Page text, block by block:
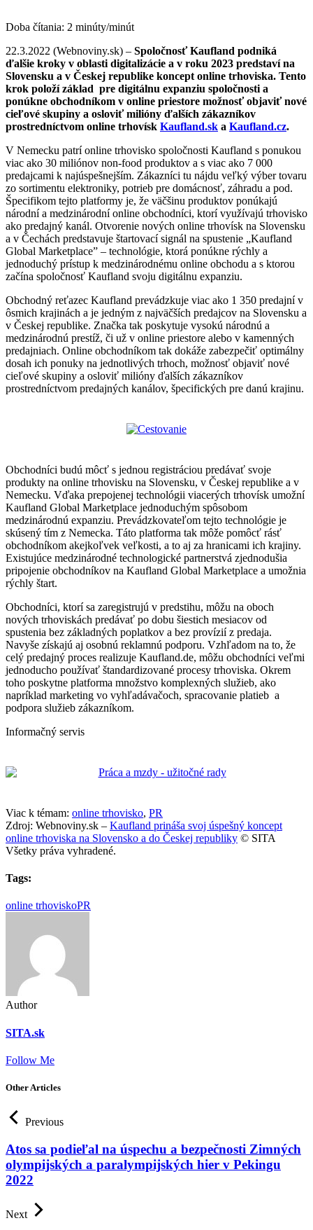
Doba čítania: 2 minúty/minút
22.3.2022 (Webnoviny.sk) – Spoločnosť Kaufland podniká
ďalšie kroky v oblasti digitalizácie a v roku 2023 predstaví na
Slovensku a v Českej republike koncept online trhoviska. Tento
krok položí základ pre digitálnu expanziu spoločnosti a
ponúkne obchodníkom v online priestore možnosť objaviť nové
cieľové skupiny a osloviť milióny ďalších zákazníkov
prostredníctvom online trhovísk Kaufland.sk a Kaufland.cz.
V Nemecku patrí online trhovisko spoločnosti Kaufland s ponukou
viac ako 30 miliónov non-food produktov a s viac ako 7 000
predajcami k najúspešnejším. Zákazníci tu nájdu veľký výber tovaru
zo sortimentu elektroniky, potrieb pre domácnosť, záhradu a pod.
Špecifikom tejto platformy je, že väčšinu produktov ponúkajú
národní a medzinárodní online obchodníci, ktorí využívajú trhovisko
ako predajný kanál. Otvorenie nových online trhovísk na Slovensku
a v Čechách predstavuje štartovací signál na spustenie „Kaufland
Global Marketplace” – technológie, ktorá ponúkne rýchly a
jednoduchý prístup k medzinárodnému online obchodu a s ktorou
začína spoločnosť Kaufland svoju digitálnu expanziu.
Obchodný reťazec Kaufland prevádzkuje viac ako 1 350 predajní v
ôsmich krajinách a je jedným z najväčších predajcov na Slovensku a
v Českej republike. Značka tak poskytuje vysokú národnú a
medzinárodnú prestíž, či už v online priestore alebo v kamenných
predajniach. Online obchodníkom tak dokáže zabezpečiť optimálny
dosah ich ponuky na jednotlivých trhoch, možnosť objaviť nové
cieľové skupiny a osloviť milióny ďalších zákazníkov
prostredníctvom predajných kanálov, špecifických pre danú krajinu.
Obchodníci budú môcť s jednou registráciou predávať svoje
produkty na online trhovisku na Slovensku, v Českej republike a v
Nemecku. Vďaka prepojenej technológii viacerých trhovísk umožní
Kaufland Global Marketplace jednoduchým spôsobom
medzinárodnú expanziu. Prevádzkovateľom tejto technológie je
skúsený tím z Nemecka. Táto platforma tak môže pomôcť rásť
obchodníkom akejkoľvek veľkosti, a to aj za hranicami ich krajiny.
Existujúce medzinárodné technologické partnerstvá zjednodušia
pripojenie obchodníkov na Kaufland Global Marketplace a umožnia
rýchly štart.
Obchodníci, ktorí sa zaregistrujú v predstihu, môžu na oboch
nových trhoviskách predávať po dobu šiestich mesiacov od
spustenia bez základných poplatkov a bez provízií z predaja.
Navyše získajú aj osobnú reklamnú podporu. Vzhľadom na to, že
celý predajný proces realizuje Kaufland.de, môžu obchodníci veľmi
jednoducho používať štandardizované procesy trhoviska. Okrem
toho poskytne platforma množstvo komplexných služieb, ako
napríklad marketing vo vyhľadávačoch, spracovanie platieb a
podpora služieb zákazníkom.
Informačný servis
Viac k témam: online trhovisko, PR
Zdroj: Webnoviny.sk – Kaufland prináša svoj úspešný koncept
online trhoviska na Slovensko a do Českej republiky © SITA
Všetky práva vyhradené.
Tags:
online trhoviskoPR
Author
SITA.sk
Follow Me
Other Articles
Previous
Atos sa podieľal na úspechu a bezpečnosti Zimných
olympijských a paralympijských hier v Pekingu
2022
Next